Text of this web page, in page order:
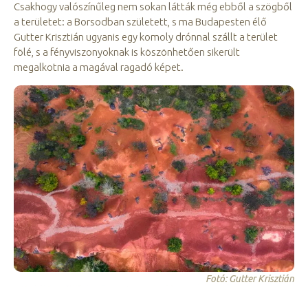
Csakhogy valószínűleg nem sokan látták még ebből a szögből
a területet: a Borsodban született, s ma Budapesten élő
Gutter Krisztián ugyanis egy komoly drónnal szállt a terület
fölé, s a fényviszonyoknak is köszönhetően sikerült
megalkotnia a magával ragadó képet.
Fotó: Gutter Krisztián